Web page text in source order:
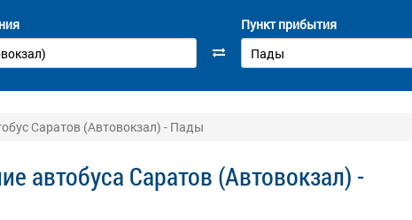
Пункт прибытия
Саратов (Автовокзал) - Пады
автобуса Саратов (Автовокзал) -